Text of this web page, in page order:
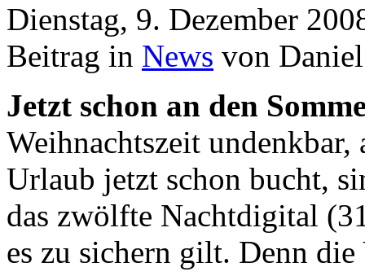
Dienstag, 9. Dezember
Beitrag in News von
Jetzt schon an den
Weihnachtszeit undenkbar,
Urlaub jetzt schon bucht,
das zwölfte Nachtdigital
es zu sichern gilt. Denn